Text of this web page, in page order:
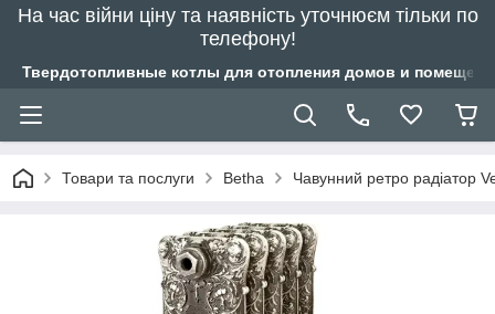
На час війни ціну та наявність уточнюєм тільки по
телефону!
Твердотопливные котлы для отопления домов и
Товари та послуги Betha Чавунний ретро радіатор